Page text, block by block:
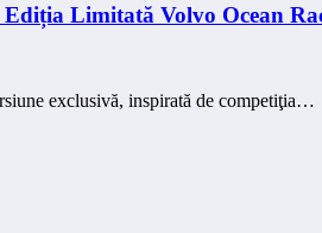
Limitată Volvo Ocean
exclusivă, inspirată de competiţia…